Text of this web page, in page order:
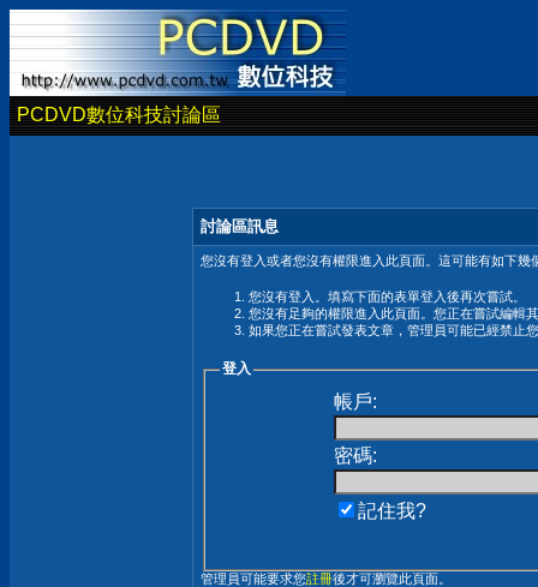
PCDVD數位科技討論區
討論區訊息
您沒有登入或者您沒有權限進入此頁面。這可能有如下幾
您沒有登入。填寫下面的表單登入後再次嘗試。
您沒有足夠的權限進入此頁面。您正在嘗試編輯
如果您正在嘗試發表文章，管理員可能已經禁止
登入
帳戶:
密碼:
記住我?
管理員可能要求您註冊後才可瀏覽此頁面。